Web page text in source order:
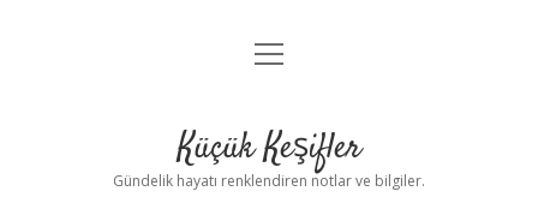
Anasayfa
Yasal Uyarı
menüyü
Küçük Keşifler
Gündelik hayatı renklendiren notlar ve bilgiler.